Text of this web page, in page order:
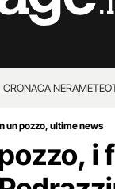
CRONACA NERAMETEO
LOTTO E
un pozzo, ultime news
i